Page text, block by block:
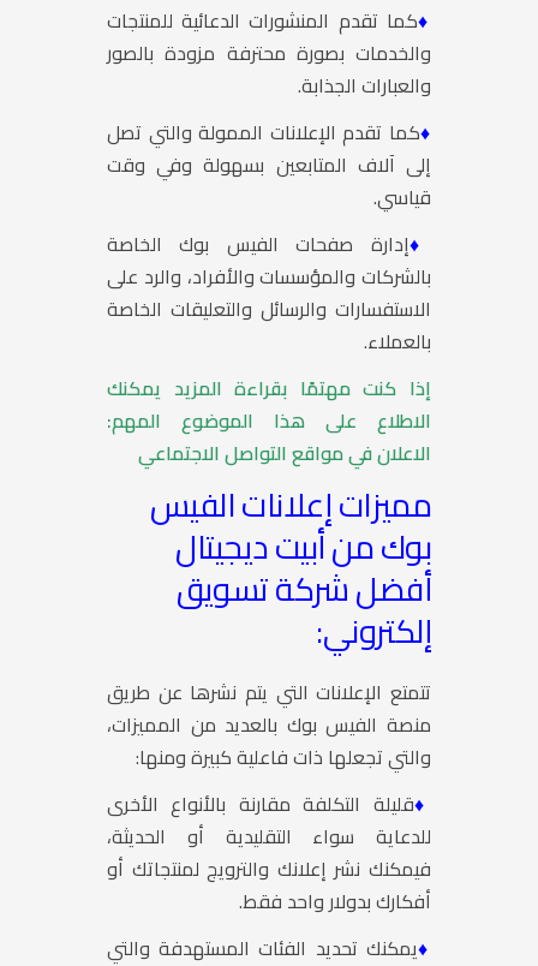
♦كما تقدم المنشورات الدعائية للمنتجات
والخدمات بصورة محترفة مزودة بالصور
والعبارات الجذابة.
♦كما تقدم الإعلانات الممولة والتي تصل
إلى آلاف المتابعين بسهولة وفي وقت
قياسي.
♦إدارة صفحات الفيس بوك الخاصة
بالشركات والمؤسسات والأفراد، والرد على
الاستفسارات والرسائل والتعليقات الخاصة
بالعملاء.
إذا كنت مهتمًا بقراءة المزيد يمكنك
الاطلاع على هذا الموضوع المهم:
الاعلان في مواقع التواصل الاجتماعي
مميزات إعلانات الفيس
بوك من أبيت ديجيتال
أفضل شركة تسويق
إلكتروني:
تتمتع الإعلانات التي يتم نشرها عن طريق
منصة الفيس بوك بالعديد من المميزات،
والتي تجعلها ذات فاعلية كبيرة ومنها:
♦قليلة التكلفة مقارنة بالأنواع الأخرى
للدعاية سواء التقليدية أو الحديثة،
فيمكنك نشر إعلانك والترويج لمنتجاتك أو
أفكارك بدولار واحد فقط.
♦يمكنك تحديد الفئات المستهدفة والتي